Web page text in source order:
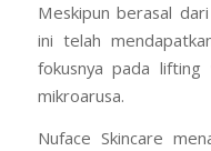
Meskipun berasal
ini telah
fokusnya pada lifting
mikroarusa.
Nuface Skincare